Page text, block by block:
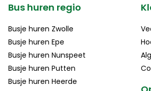
Bus huren regio
Busje huren Zwolle
Busje huren Epe
Busje huren Nunspeet
Busje huren Putten
Busje huren Heerde